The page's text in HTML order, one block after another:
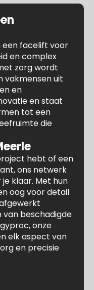
een facelift voor
en complex
zorg wordt
vakmensen uit
en
en staat
tot een
die
hebt of een
ons netwerk
klaar. Met hun
oog voor detail
beschadigde
onze
elk aspect van
en precisie